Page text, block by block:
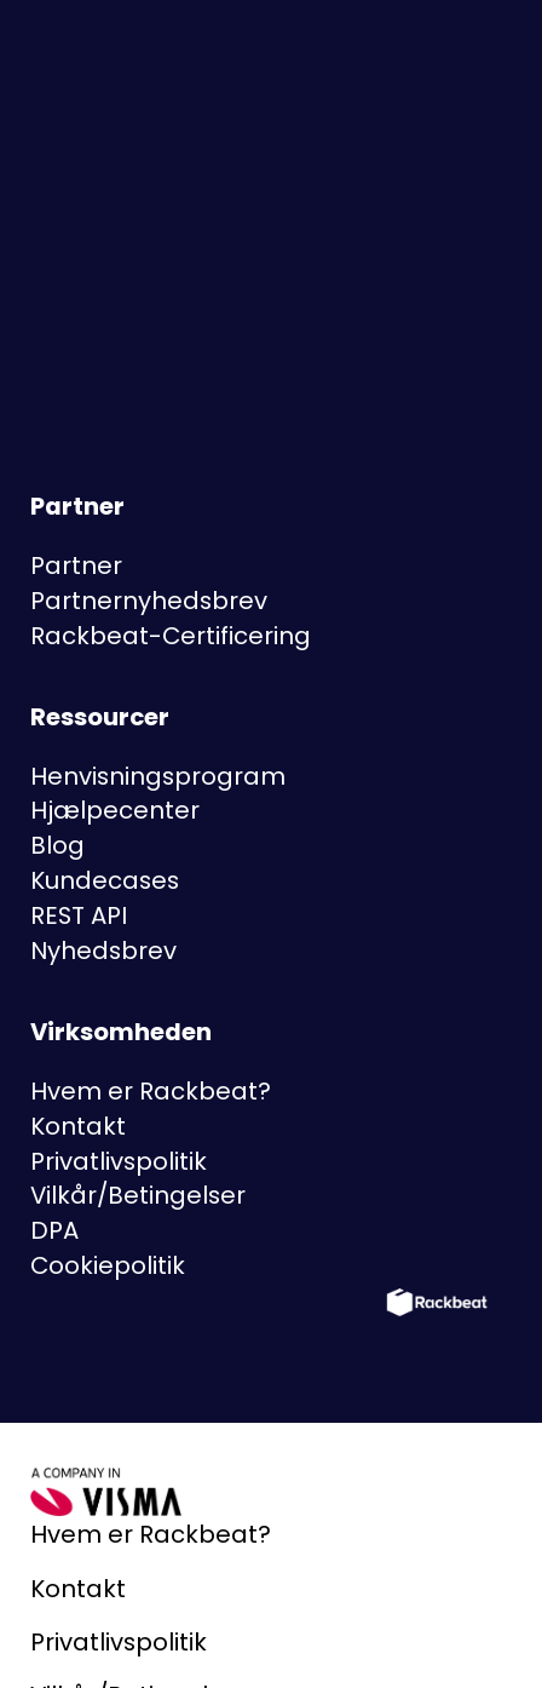
Partner
Partner
Partnernyhedsbrev
Rackbeat-Certificering
Ressourcer
Henvisningsprogram
Hjælpecenter
Blog
Kundecases
REST API
Nyhedsbrev
Virksomheden
Hvem er Rackbeat?
Kontakt
Privatlivspolitik
Vilkår/Betingelser
DPA
Cookiepolitik
Hvem er Rackbeat?
Kontakt
Privatlivspolitik